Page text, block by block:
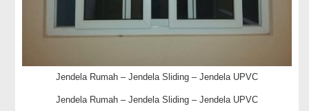
Jendela Rumah – Jendela Sliding – Jendela UPVC
Jendela Rumah – Jendela Sliding – Jendela UPVC